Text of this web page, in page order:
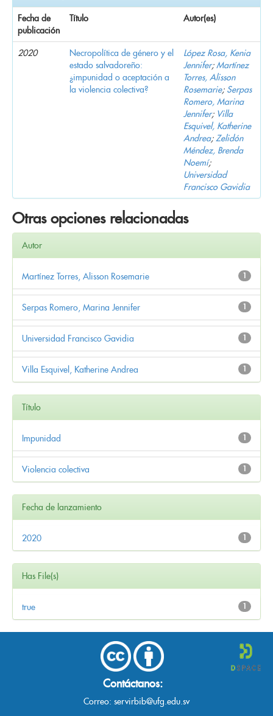
Fecha de
publicación
Título Autor(es)
2020
Necropolítica de género y el
estado salvadoreño:
¿impunidad o aceptación a
la violencia colectiva?
López Rosa, Kenia
Jennifer;Martínez
Torres, Alisson
Rosemarie; Serpas
Romero, Marina
Jennifer; Villa
Esquivel, Katherine
Andrea; Zelidón
Méndez, Brenda
Noemí;
Universidad
Francisco Gavidia
Otras opciones relacionadas
Autor
1
Martínez Torres, Alisson Rosemarie
1
Serpas Romero, Marina Jennifer
1
Universidad Francisco Gavidia
1
Villa Esquivel, Katherine Andrea
Título
1
Impunidad
1
Violencia colectiva
Fecha de lanzamiento
1
2020
Has File(s)
1
true
Contáctanos:
Correo: servirbib@ufg.edu.sv